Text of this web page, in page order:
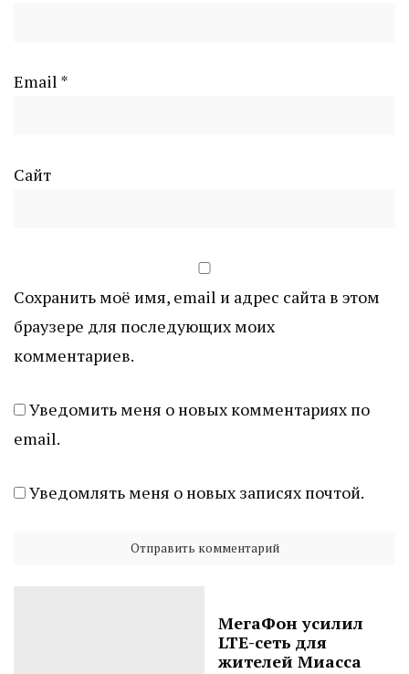
Email *
Сайт
Сохранить моё имя, email и адрес сайта в этом
браузере для последующих моих
комментариев.
Уведомить меня о новых комментариях по
email.
Уведомлять меня о новых записях почтой.
МегаФон усилил
LTE-сеть для
жителей Миасса